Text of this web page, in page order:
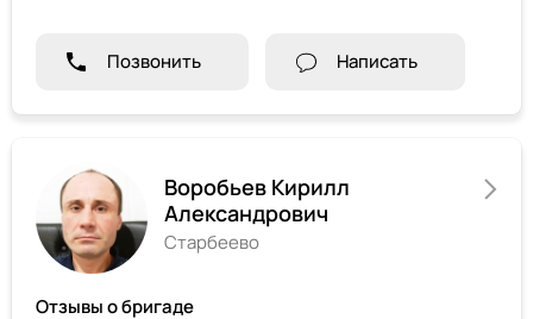
Позвонить Написать
Воробьев Кирилл
Александрович
Старбеево
Отзывы о бригаде